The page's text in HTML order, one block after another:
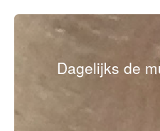
Dagelijks de